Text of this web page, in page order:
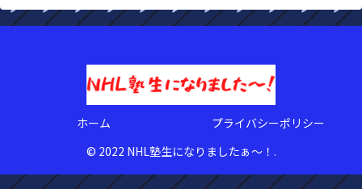
ホーム
プライバシーポリシー
© 2022 NHL塾生になりましたぁ〜！.